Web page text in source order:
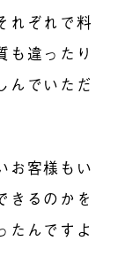
れぞれで料
も違ったり
んでいただ
お客様もい
きるのかを
たんですよ